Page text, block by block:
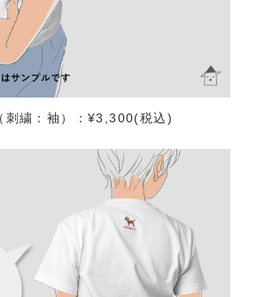
刺繍：袖）：¥3,300(税込)